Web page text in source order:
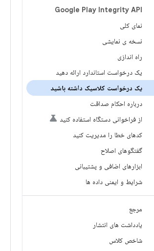
Google Play Integrity API
نمای کلی
نسخه ی نمایشی
راه اندازی
یک درخواست استاندارد ارائه دهید
یک درخواست کلاسیک داشته باشید
درباره احکام صداقت
از فراخوانی دستگاه استفاده کنید
کدهای خطا را مدیریت کنید
گفتگوهای اصلاح
ابزارهای اضافی و پشتیبانی
شرایط و ایمنی داده ها
مرجع
یادداشت های انتشار
شاخص کلاس